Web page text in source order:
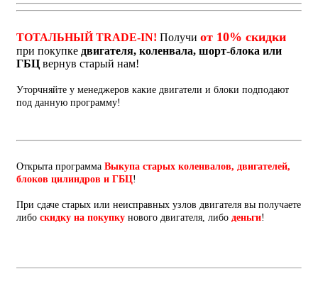
ТОТАЛЬНЫЙ TRADE-IN! Получи от 10% скидки
при покупке двигателя, коленвала, шорт-блока или
ГБЦ вернув старый нам!
Уторчняйте у менеджеров какие двигатели и блоки подподают
под данную программу!
Открыта программа Выкупа старых коленвалов, двигателей,
блоков цилиндров и ГБЦ!
При сдаче старых или неисправных узлов двигателя вы получаете
либо скидку на покупку нового двигателя, либо деньги!